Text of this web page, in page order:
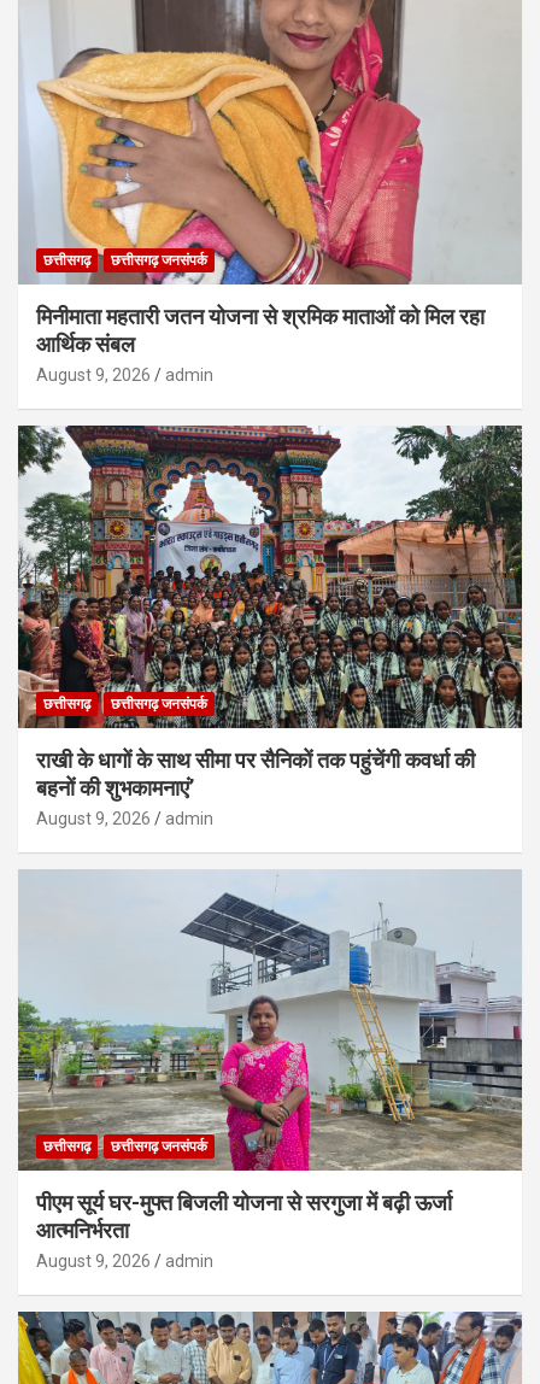
छत्तीसगढ़ छत्तीसगढ़ जनसंपर्क
मिनीमाता महतारी जतन योजना से श्रमिक माताओं को मिल रहा
आर्थिक संबल
August 9, 2026 admin
छत्तीसगढ़ छत्तीसगढ़ जनसंपर्क
राखी के धागों के साथ सीमा पर सैनिकों तक पहुंचेंगी कवर्धा की
बहनों की शुभकामनाएं’
August 9, 2026 admin
छत्तीसगढ़ छत्तीसगढ़ जनसंपर्क
पीएम सूर्य घर-मुफ्त बिजली योजना से सरगुजा में बढ़ी ऊर्जा
आत्मनिर्भरता
August 9, 2026 admin